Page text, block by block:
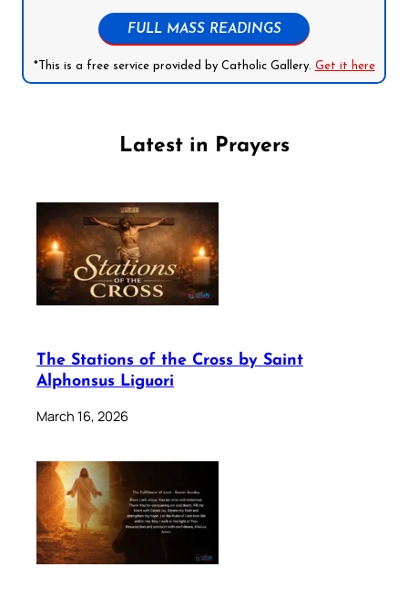
FULL MASS READINGS
*This is a free service provided by Catholic Gallery. Get it here
Latest in Prayers
The Stations of the Cross by Saint
Alphonsus Liguori
March 16, 2026